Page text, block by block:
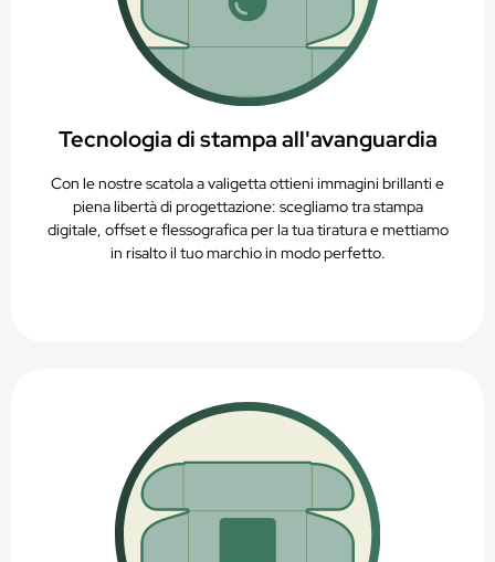
Tecnologia di stampa all'avanguardia
Con le nostre scatola a valigetta ottieni immagini brillanti e
piena libertà di progettazione: scegliamo tra stampa
digitale, offset e flessografica per la tua tiratura e mettiamo
in risalto il tuo marchio in modo perfetto.